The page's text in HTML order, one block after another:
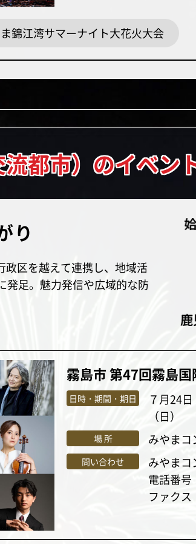
錦江湾サマーナイト大花火大会
都市）のイベン
り
区を越えて連携し、地域活
発足。魅力発信や広域的な防
霧島市 第47回霧島
日時・期間・期日
７月24
（日）
場 所 みやま
問い合わせ
みやまコ
電話番号
ファク